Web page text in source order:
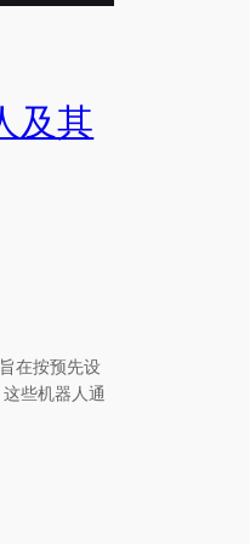
及其
在按预先设
些机器人通